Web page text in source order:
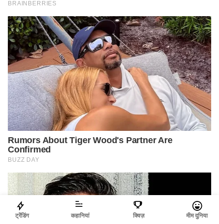
ट्रेंडिंग कहानियां क्विज़ मीम दुनिया